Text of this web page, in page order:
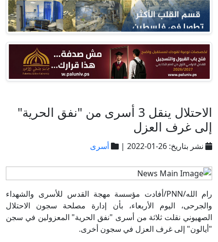
الاحتلال ينقل 3 أسرى من "نفق الحرية"
إلى غرف العزل
نشر بتاريخ: 26-01-2022 | أسرى
رام الله/PNN/أفادت مؤسسة مهجة القدس للأسرى والشهداء
والجرحى، اليوم الأربعاء، بأن إدارة مصلحة سجون الاحتلال
الصهيوني نقلت ثلاثة من أسرى "نفق الحرية" المعزولين في سجن
"أيالون" إلى غرف العزل في سجون أخرى.